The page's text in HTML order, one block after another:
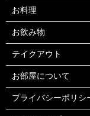
お料理
お飲み物
テイクアウト
お部屋について
プライバシーポリシ